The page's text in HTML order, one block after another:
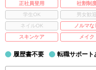
正社員登用 社割制
学生OK
男女歓迎
ネイルOK
ノルマな
スキンケア
メイク
履歴書不要 転職サポート